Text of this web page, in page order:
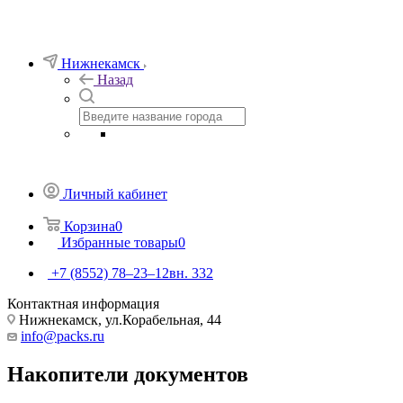
Нижнекамск
Назад
Личный кабинет
Корзина0
Избранные товары0
+7 (8552) 78‒23‒12вн. 332
Контактная информация
Нижнекамск, ​ул.Корабельная, 44
info@packs.ru
Накопители документов